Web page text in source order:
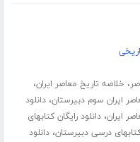
، خلاصه تاریخ معاصر ایران،
ایران سوم دبیرستان،دانلود
ایران،دانلود رایگان کتابهای
کتابهای درسی دبیرستان،دانلود